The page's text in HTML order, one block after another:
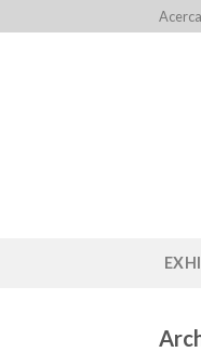
to